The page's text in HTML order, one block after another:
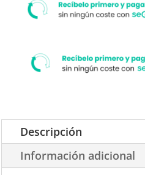
Descripción
Información adicional